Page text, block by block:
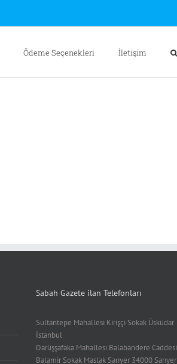
Ödeme Seçenekleri İletişim
Sabah Gazete ilan Telefonları
Sultantepe Mahallesi Kirişçi Sokak Üsküdar
İstanbul
Darüşşafaka Mahallesi Balabandere Caddesi
Balamir Sokak Maslak Sarıyer 34000 Sarıyer